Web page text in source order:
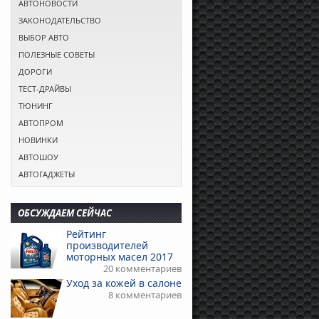
АВТОНОВОСТИ
ЗАКОНОДАТЕЛЬСТВО
ВЫБОР АВТО
ПОЛЕЗНЫЕ СОВЕТЫ
ДОРОГИ
ТЕСТ-ДРАЙВЫ
ТЮНИНГ
АВТОПРОМ
НОВИНКИ
АВТОШОУ
АВТОГАДЖЕТЫ
ОБСУЖДАЕМ СЕЙЧАС
Рейтинг
производителей
моторных масел 2017
20 комментариев
Уход за кожей в салоне
8 комментариев